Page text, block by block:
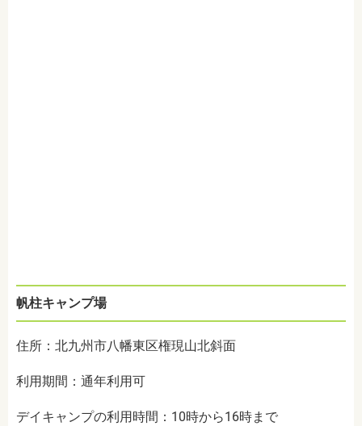
帆柱キャンプ場
住所：北九州市八幡東区権現山北斜面
利用期間：通年利用可
デイキャンプの利用時間：10時から16時まで